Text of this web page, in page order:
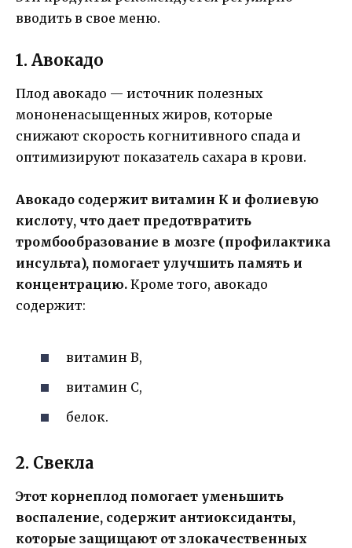
вводить в свое меню.
1. Авокадо
Плод авокадо — источник полезных
мононенасыщенных жиров, которые
снижают скорость когнитивного спада и
оптимизируют показатель сахара в крови.
Авокадо содержит витамин К и фолиевую
кислоту, что дает предотвратить
тромбообразование в мозге (профилактика
инсульта), помогает улучшить память и
концентрацию. Кроме того, авокадо
содержит:
витамин B,
витамин C,
белок.
2. Свекла
Этот корнеплод помогает уменьшить
воспаление, содержит антиоксиданты,
которые защищают от злокачественных